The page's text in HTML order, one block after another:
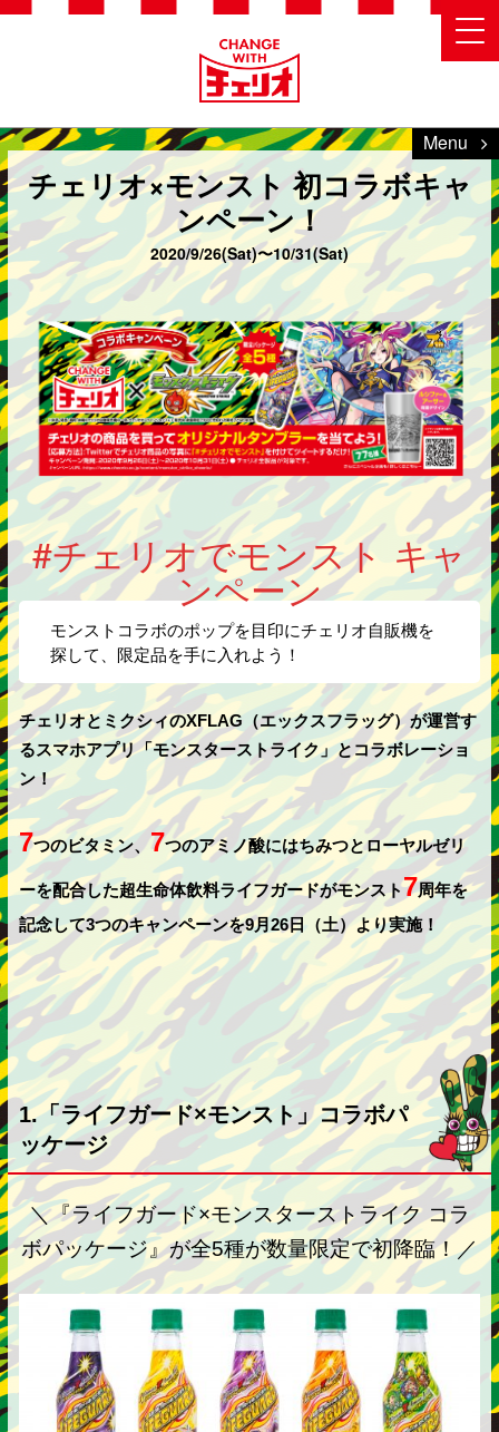
Menu
チェリオ×モンスト 初コラボキャ
ンペーン！
2020/9/26(Sat)〜10/31(Sat)
#チェリオでモンスト キャ
ンペーン
モンストコラボのポップを目印にチェリオ自販機を
探して、限定品を手に入れよう！
チェリオとミクシィのXFLAG（エックスフラッグ）が運営す
るスマホアプリ「モンスターストライク」とコラボレーショ
ン！
7つのビタミン、7つのアミノ酸にはちみつとローヤルゼリ
ーを配合した超生命体飲料ライフガードがモンスト7周年を
記念して3つのキャンペーンを9月26日（土）より実施！
1.「ライフガード×モンスト」コラボパ
ッケージ
＼『ライフガード×モンスターストライク コラ
ボパッケージ』が全5種が数量限定で初降臨！／